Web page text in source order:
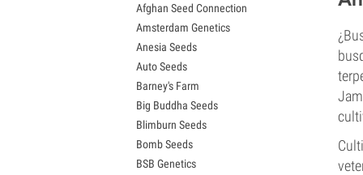
Semillas de Lemon Haze
Semillas de Bruce Banner
Semillas de Gelato
Semillas de Sour Diesel
Semillas de Jack Herer
Semillas de Girl Scout Cookies
Semillas de Wedding Cake
Semillas de Zkittlez
Semillas de Pineapple Express
Afghan Seed Connection
Amsterdam Genetics
Anesia Seeds
Auto Seeds
Barney's Farm
Big Buddha Seeds
Blimburn Seeds
Bomb Seeds
BSB Genetics